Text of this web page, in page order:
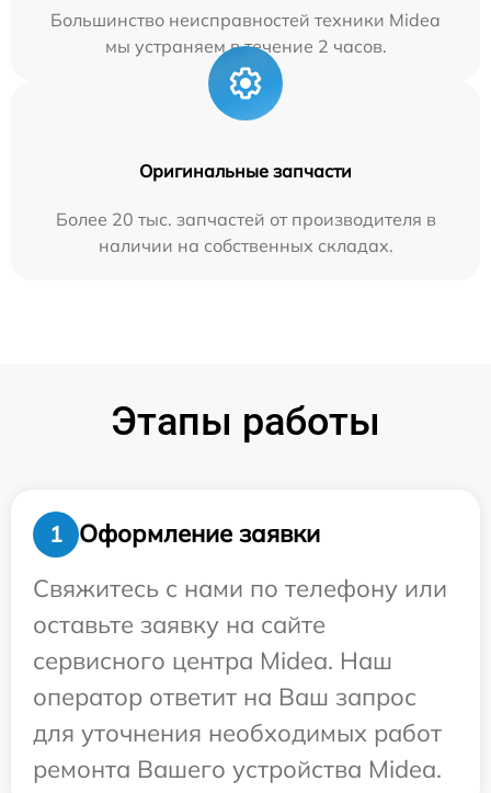
Большинство неисправностей техники Midea
мы устраняем в течение 2 часов.
Оригинальные запчасти
Более 20 тыс. запчастей от производителя в
наличии на собственных складах.
Этапы работы
1
Оформление заявки
Свяжитесь с нами по телефону или
оставьте заявку на сайте
сервисного центра Midea. Наш
оператор ответит на Ваш запрос
для уточнения необходимых работ
ремонта Вашего устройства Midea.